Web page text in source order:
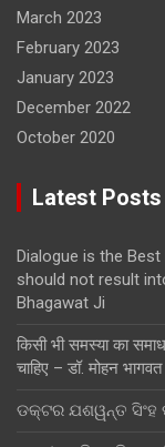
March 2023
February 2023
January 2023
December 2022
October 2020
Latest Posts
Dialogue is the
should not result
Bhagawat Ji
किसी भी समस्या का
चाहिए – डॉ. मोहन
ଡକ୍ଟର ଯଶୱନ୍ତ ସିଂହ